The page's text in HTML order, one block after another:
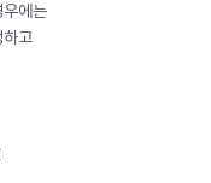
에는
고